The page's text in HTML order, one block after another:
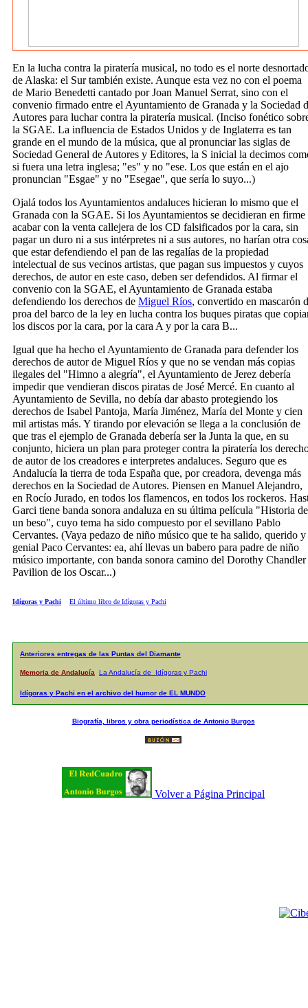
En la lucha contra la piratería musical, no todo es el norte
de Alaska: el Sur también existe. Aunque esta vez no con el poema
de Mario Benedetti cantado por Joan Manuel Serrat, sino con el
convenio firmado entre el Ayuntamiento de Granada y la Sociedad
Autores para luchar contra la piratería musical. (Inciso fonético
la SGAE. La influencia de Estados Unidos y de Inglaterra es tan
grande en el mundo de la música, que al pronunciar las siglas de
Sociedad General de Autores y Editores, la S inicial la decimos
si fuera una letra inglesa; "es" y no "ese. Los que están en el ajo
pronuncian "Esgae" y no "Esegae", que sería lo suyo...)
Ojalá todos los Ayuntamientos andaluces hicieran lo mismo que el
Granada con la SGAE. Si los Ayuntamientos se decidieran en firme
acabar con la venta callejera de los CD falsificados por la cara, sin
pagar un duro ni a sus intérpretes ni a sus autores, no harían otra
que estar defendiendo el pan de las regalías de la propiedad
intelectual de sus vecinos artistas, que pagan sus impuestos y cuyos
derechos, de autor en este caso, deben ser defendidos. Al firmar el
convenio con la SGAE, el Ayuntamiento de Granada estaba
defendiendo los derechos de Miguel Ríos, convertido en mascarón
proa del barco de la ley en lucha contra los buques piratas que
los discos por la cara, por la cara A y por la cara B...
Igual que ha hecho el Ayuntamiento de Granada para defender los
derechos de autor de Miguel Ríos y que no se vendan más copias
ilegales del "Himno a alegría", el Ayuntamiento de Jerez debería
impedir que vendieran discos piratas de José Mercé. En cuanto al
Ayuntamiento de Sevilla, no debía dar abasto protegiendo los
derechos de Isabel Pantoja, María Jiménez, María del Monte y cien
mil artistas más. Y tirando por elevación se llega a la conclusión de
que tras el ejemplo de Granada debería ser la Junta la que, en su
conjunto, hiciera un plan para proteger contra la piratería los
de autor de los creadores e interpretes andaluces. Seguro que es
Andalucía la tierra de toda España que, por creadora, devenga más
derechos en la Sociedad de Autores. Piensen en Manuel Alejandro,
en Rocío Jurado, en todos los flamencos, en todos los rockeros.
Garci tiene banda sonora andaluza en su última película "Historia de
un beso", cuyo tema ha sido compuesto por el sevillano Pablo
Cervantes. (Vaya pedazo de niño músico que te ha salido, querido y
genial Paco Cervantes: ea, ahí llevas un babero para padre de niño
músico importante, con banda sonora camino del Dorothy Chandler
Pavilion de los Oscar...)
Idígoras y Pachi El último libro de Idígoras y Pachi
Anteriores entregas de las Puntas del Diamante
Memoria de Andalucía La Andalucía de Idígoras y Pachi
Idígoras y Pachi en el archivo del humor de EL MUNDO
Biografía, libros y obra periodística de Antonio Burgos
Volver a Página Principal